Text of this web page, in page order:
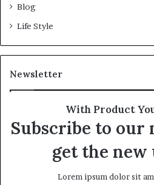
Blog
Life Style
Newsletter
With Product
Subscribe to
get the new
Lorem ipsum dolor sit